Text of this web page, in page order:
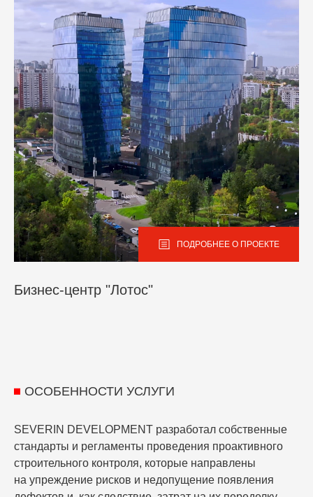
ПОДРОБНЕЕ О ПРОЕКТЕ
Бизнес-центр "Лотос"
ОСОБЕННОСТИ УСЛУГИ
SEVERIN DEVELOPMENT разработал собственные
стандарты и регламенты проведения проактивного
строительного контроля, которые направлены
на упреждение рисков и недопущение появления